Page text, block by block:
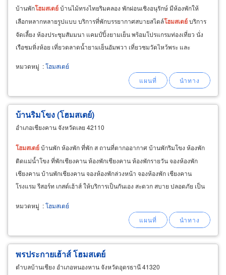
บ้านพักโฮมสเตย์บ้านไม้ทรงไทยริมคลอง พักผ่อนเชิงอนุรักษ์ มีห้องพักให้
เลือกหลากหลายรูปแบบ บริการที่พักบรรยากาศสบายสไตล์โฮมสเตย์บริการ
จัดเลี้ยง ห้องประชุมสัมมนา แคมป์ปิ้งยามเย็น พร้อมโปรแกรมท่องเที่ยว นั่ง
เรือชมหิ่งห้อย เที่ยวตลาดน้ำยามเย็นอัมพวา เที่ยวชมวัดไหว้พระ และ
หมวดหมู่ :โฮมสเตย์
บ้านริมโขง (โฮมสเตย์)
อำเภอเชียงคาน จังหวัดเลย 42110
โฮมสเตย์บ้านพัก ห้องพัก ที่พัก ส ถานที่ตากออากาศ บ้านพักริมโขง ห้องพัก
ติดแม่น้ำโขง ที่พักเชียงคาน ห้องพักเชียงคาน ห้องพักรายวัน จองห้องพัก
เชียงคาน บ้านพักเชียงคาน จองห้องพักล่วงหน้า จองห้องพัก เชียงคาน
โรงแรม รีสอร์ท เกสต์เฮ้าส์ ให้บริการเป็นกันเอง สะดวก สบาย ปลอดภัย เป็น
หมวดหมู่ :โฮมสเตย์
พรประกายเฮ้าส์ โฮมสเตย์
ตำบลบ้านเชียง อำเภอหนองหาน จังหวัดอุดรธานี 41320